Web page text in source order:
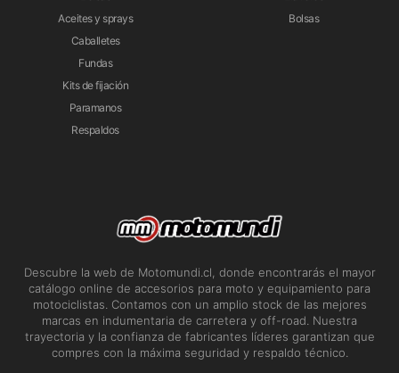
Aceites y sprays
Caballetes
Fundas
Kits de fijación
Paramanos
Respaldos
Bolsas
Descubre la web de Motomundi.cl, donde encontrarás el mayor
catálogo online de accesorios para moto y equipamiento para
motociclistas. Contamos con un amplio stock de las mejores
marcas en indumentaria de carretera y off-road. Nuestra
trayectoria y la confianza de fabricantes líderes garantizan que
compres con la máxima seguridad y respaldo técnico.